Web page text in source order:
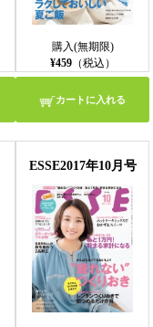
購入(無期限)
¥459（税込）
カートに入れる
ESSE2017年10月号